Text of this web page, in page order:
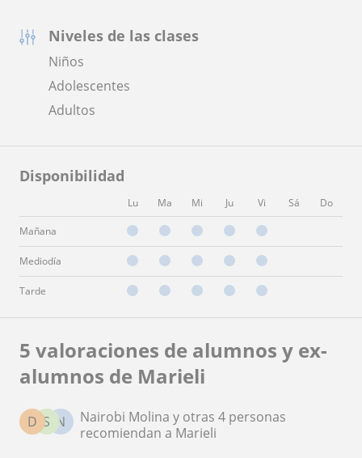
Niveles de las clases
Niños
Adolescentes
Adultos
Disponibilidad
Lu Ma Mi Ju Vi Sá Do
Mañana
Mediodía
Tarde
5 valoraciones de alumnos y ex-
alumnos de Marieli
N
S
D
Nairobi Molina y otras 4 personas
recomiendan a Marieli